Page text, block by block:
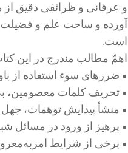
و عرفانی و ظرائفی دقیق از
آورده و ساحت علم و فضیلت
است.
اهمّ مطالب مندرج در این
• ضررهای سوء استفاده از
• تحریف کلمات معصومین،
• منشأ پیدایش توهمات،
• پرهیز از ورود در مسائل
• برخی از شرایط